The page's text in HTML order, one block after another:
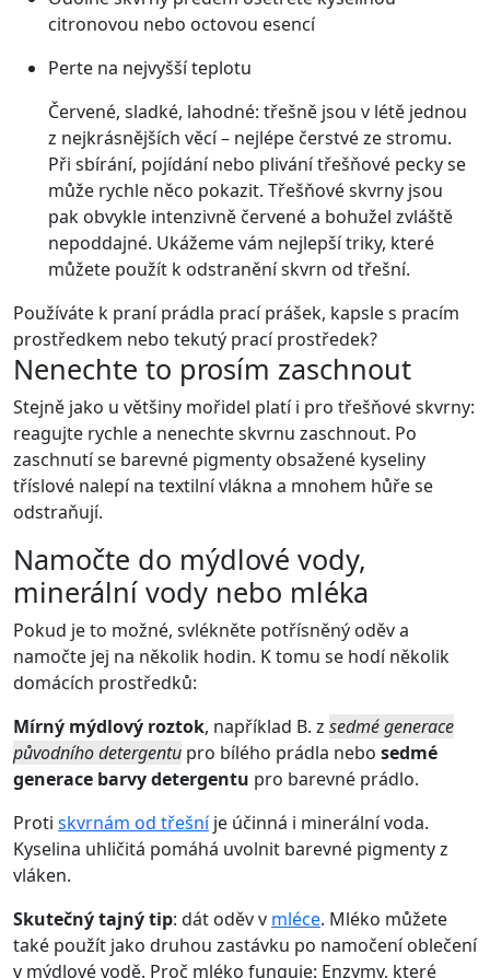
citronovou nebo octovou esencí
Perte na nejvyšší teplotu
Červené, sladké, lahodné: třešně jsou v létě jednou
z nejkrásnějších věcí – nejlépe čerstvé ze stromu.
Při sbírání, pojídání nebo plivání třešňové pecky se
může rychle něco pokazit. Třešňové skvrny jsou
pak obvykle intenzivně červené a bohužel zvláště
nepoddajné. Ukážeme vám nejlepší triky, které
můžete použít k odstranění skvrn od třešní.
Používáte k praní prádla prací prášek, kapsle s pracím
prostředkem nebo tekutý prací prostředek?
Nenechte to prosím zaschnout
Stejně jako u většiny mořidel platí i pro třešňové skvrny:
reagujte rychle a nenechte skvrnu zaschnout. Po
zaschnutí se barevné pigmenty obsažené kyseliny
tříslové nalepí na textilní vlákna a mnohem hůře se
odstraňují.
Namočte do mýdlové vody,
minerální vody nebo mléka
Pokud je to možné, svlékněte potřísněný oděv a
namočte jej na několik hodin. K tomu se hodí několik
domácích prostředků:
Mírný mýdlový roztok, například B. z sedmé generace
původního detergentu pro bílého prádla nebo sedmé
generace barvy detergentu pro barevné prádlo.
Proti skvrnám od třešníje účinná i minerální voda.
Kyselina uhličitá pomáhá uvolnit barevné pigmenty z
vláken.
Skutečný tajný tip: dát oděv v mléce. Mléko můžete
také použít jako druhou zastávku po namočení oblečení
v mýdlové vodě. Proč mléko funguje: Enzymy, které